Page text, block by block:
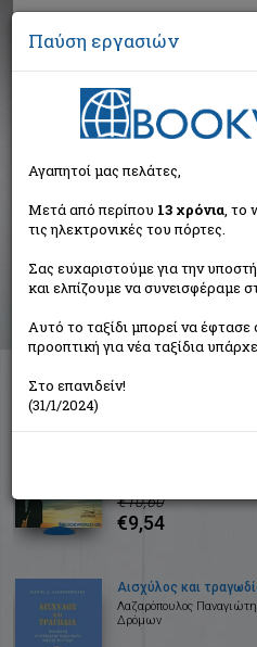
Αναζήτηση
Αποτελέσματα
Συγγραφέας:
βιβλία)
Ταξινόμηση ανά:
€10,60
€9,54
Αισχύλος και
Λαζαρόπουλος
Δρόμων
Παύση εργασιών
Αγαπητοί μας πελάτες,
Μετά από περίπου 13 χρόνια, το
τις ηλεκτρονικές του πόρτες.
Σας ευχαριστούμε για την
και ελπίζουμε να συνεισφέραμε
Αυτό το ταξίδι μπορεί να έφτασε
προοπτική για νέα ταξίδια
Στο επανιδείν!
(31/1/2024)